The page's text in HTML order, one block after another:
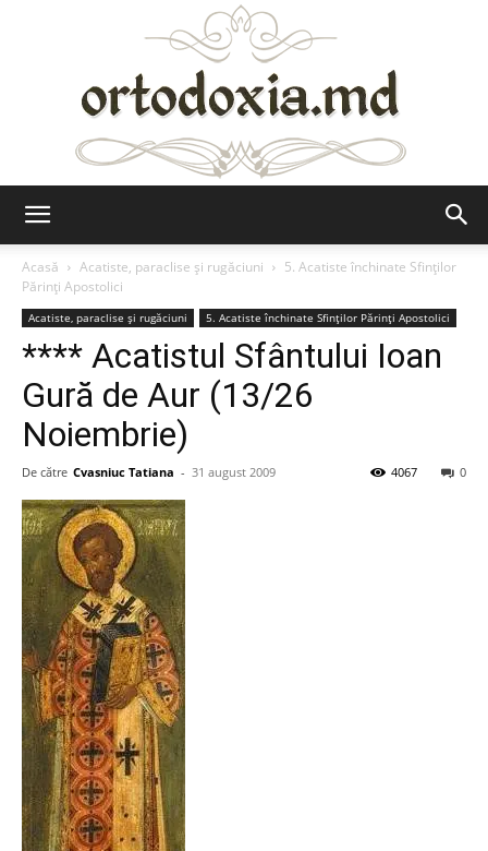
Acasă
Acatiste, paraclise și rugăciuni
5. Acatiste închinate Sfinților
Părinți Apostolici
Acatiste, paraclise și rugăciuni 5. Acatiste închinate Sfinților Părinți Apostolici
**** Acatistul Sfântului Ioan
Gură de Aur (13/26
Noiembrie)
De către Cvasniuc Tatiana - 31 august 2009 0
4067